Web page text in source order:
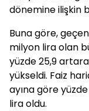
dönemine ilişkin
Buna göre,
milyon lira olan
yüzde 25,9
yükseldi. Faiz
ayına göre
lira oldu.